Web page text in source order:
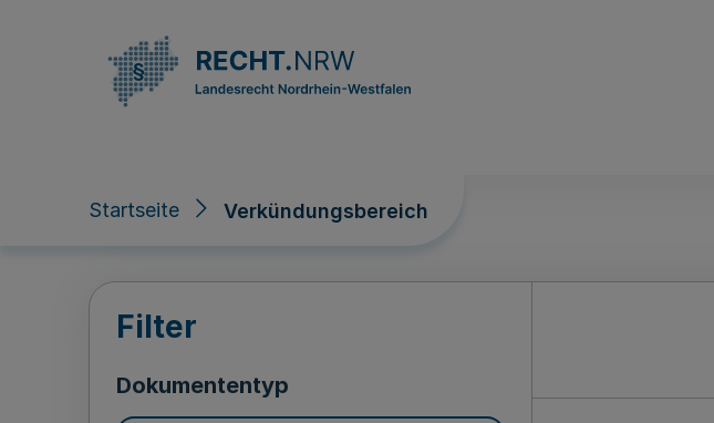
Startseite Verkündungsbereich
Verkündungsbereich
Filter
Dokumententyp